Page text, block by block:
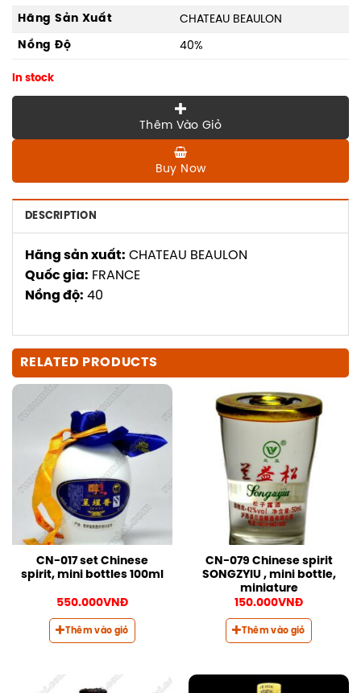
Hãng Sản Xuất
CHATEAU BEAULON
Nồng Độ
40%
In stock
Thêm Vào Giỏ
Buy Now
DESCRIPTION
Hãng sản xuất: CHATEAU BEAULON
Quốc gia: FRANCE
Nồng độ: 40
RELATED PRODUCTS
CN-017 set Chinese
spirit, mini bottles 100ml
550.000VNĐ
Thêm vào giỏ
CN-079 Chinese spirit
SONGZYIU , mini bottle,
miniature
150.000VNĐ
Thêm vào giỏ